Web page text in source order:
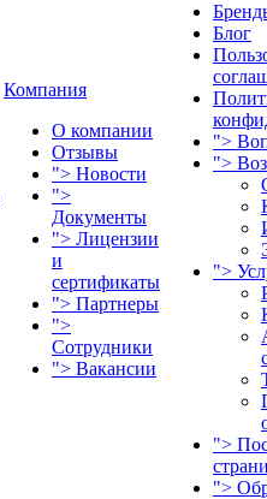
Компания
О компании
Отзывы
"> Новости
">
Документы
"> Лицензии
и
сертификаты
"> Партнеры
">
Сотрудники
"> Вакансии
Блог
">
">
">
">
">